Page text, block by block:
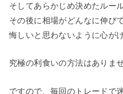
そしてあらかじめ決めたルー
その後に相場がどんなに伸び
悔しいと思わないように心が
究極の利食いの方法はありませ
ですので、毎回のトレードで